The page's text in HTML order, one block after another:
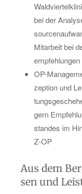
bei der
Mit­ar­beit bei
emp­feh­lun­gen
OP-
zep­ti­on und
gern
stan­des im
Z-OP
Aus dem
sen und